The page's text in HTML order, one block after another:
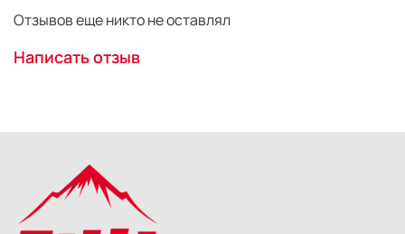
Отзывов еще никто не оставлял
Написать отзыв